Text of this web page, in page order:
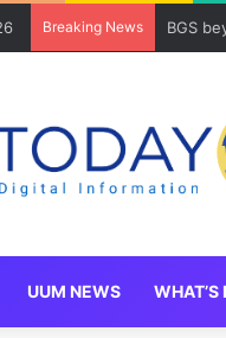
Breaking News BGS
UUM NEWS WHAT’S